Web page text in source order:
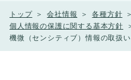
トップ 会社情報
各種方針
個人情報の保護に関する基本方針
機微（センシティブ）情報の取扱い